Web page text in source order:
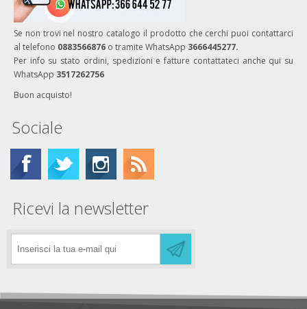
Se non trovi nel nostro catalogo il prodotto che cerchi puoi contattarci
al telefono 0883566876 o tramite WhatsApp 3666445277.
Per info su stato ordini, spedizioni e fatture contattateci anche qui su
WhatsApp 3517262756
Buon acquisto!
Sociale
Ricevi la newsletter